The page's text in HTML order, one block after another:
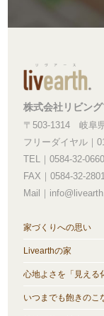
株式会社リビン
〒503-1314 岐阜
フリーダイヤル｜
TEL｜0584-32-0660
FAX｜0584-32-2801
Mail｜
家づくりへの思い
Livearthの家
心地よさを「見える
いつまでも飽きのこ